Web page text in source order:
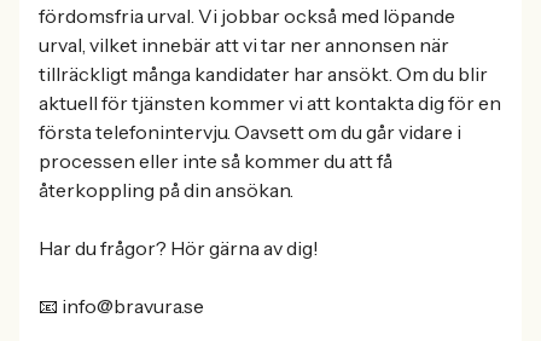
fördomsfria urval. Vi jobbar också med löpande
urval, vilket innebär att vi tar ner annonsen när
tillräckligt många kandidater har ansökt. Om du blir
aktuell för tjänsten kommer vi att kontakta dig för en
första telefonintervju. Oavsett om du går vidare i
processen eller inte så kommer du att få
återkoppling på din ansökan.
Har du frågor? Hör gärna av dig!
📧 info@bravura.se